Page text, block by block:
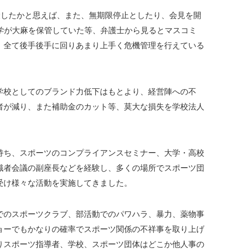
たかと思えば、また、無期限停止としたり、会見を開
大麻を保管していた等、弁護士から見るとマスコミ
て後手後手に回りあまり上手く危機管理を行えている
としてのブランド力低下はもとより、経営陣への不
減り、また補助金のカット等、莫大な損失を学校法人
、スポーツのコンプライアンスセミナー、大学・高校
会議の副座長などを経験し、多くの場所でスポーツ団
様々な活動を実施してきました。
スポーツクラブ、部活動でのパワハラ、暴力、薬物事
でもかなりの確率でスポーツ関係の不祥事を取り上げ
ポーツ指導者、学校、スポーツ団体はどこか他人事の